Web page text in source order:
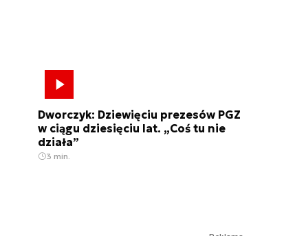
Dworczyk: Dziewięciu prezesów PGZ
w ciągu dziesięciu lat. „Coś tu nie
działa”
3 min.